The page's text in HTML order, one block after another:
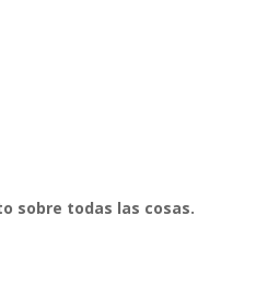
sobre todas las cosas.